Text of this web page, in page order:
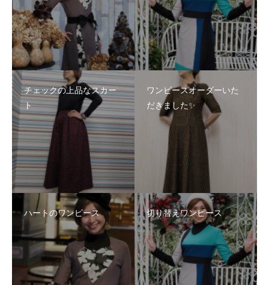
チェックの上品なスカー
ト
ワンピースオーダーいた
だきました✨
ハートのワンピース 切り替えワンピース